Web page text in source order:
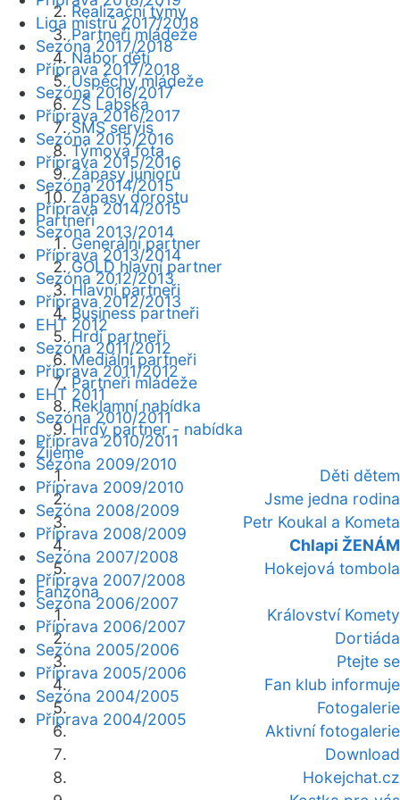
Realizační týmy
Partneři mládeže
Nábor dětí
Úspěchy mládeže
ZŠ Labská
SMS servis
Týmová fota
Zápasy juniorů
Zápasy dorostu
Partneři
Generální partner
GOLD hlavní partner
Hlavní partneři
Business partneři
Hrdí partneři
Mediální partneři
Partneři mládeže
Reklamní nabídka
Hrdý partner - nabídka
Žijeme
Děti dětem
Jsme jedna rodina
Petr Koukal a Kometa
Chlapi ŽENÁM
Hokejová tombola
Fanzóna
Království Komety
Dortiáda
Ptejte se
Fan klub informuje
Fotogalerie
Aktivní fotogalerie
Download
Hokejchat.cz
Liga mistrů 2017/2018
Sezóna 2017/2018
Příprava 2017/2018
Sezóna 2016/2017
Příprava 2016/2017
Sezóna 2015/2016
Příprava 2015/2016
Sezóna 2014/2015
Příprava 2014/2015
Sezóna 2013/2014
Příprava 2013/2014
Sezóna 2012/2013
Příprava 2012/2013
EHT 2012
Sezóna 2011/2012
Příprava 2011/2012
EHT 2011
Sezóna 2010/2011
Příprava 2010/2011
Sezóna 2009/2010
Příprava 2009/2010
Sezóna 2008/2009
Příprava 2008/2009
Sezóna 2007/2008
Příprava 2007/2008
Sezóna 2006/2007
Příprava 2006/2007
Sezóna 2005/2006
Příprava 2005/2006
Sezóna 2004/2005
Příprava 2004/2005